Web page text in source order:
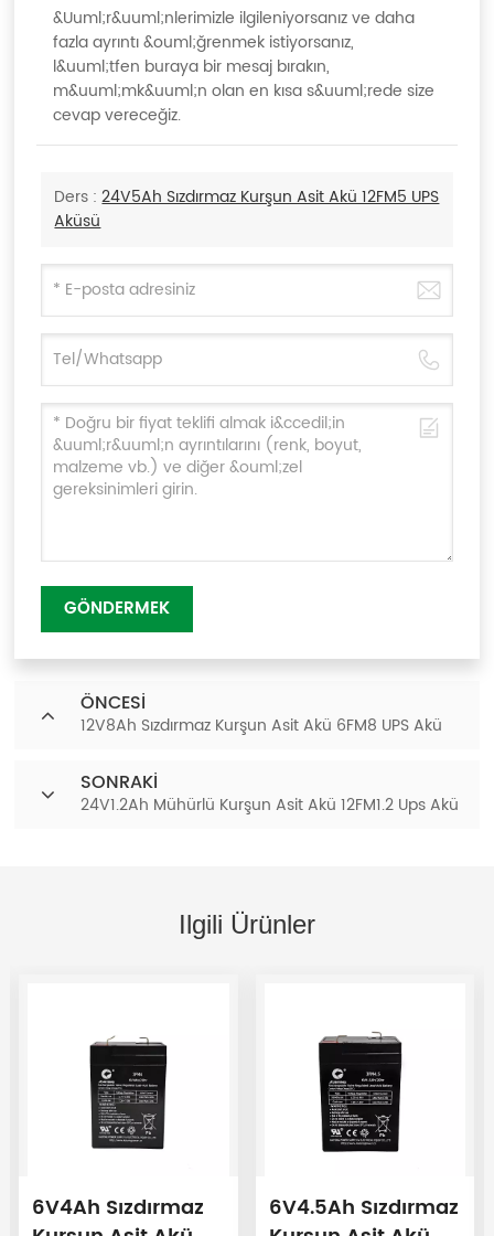
&Uuml;r&uuml;nlerimizle ilgileniyorsanız ve daha
fazla ayrıntı &ouml;ğrenmek istiyorsanız,
l&uuml;tfen buraya bir mesaj bırakın,
m&uuml;mk&uuml;n olan en kısa s&uuml;rede size
cevap vereceğiz.
Ders :24V5Ah Sızdırmaz Kurşun Asit Akü 12FM5 UPS
Aküsü
GÖNDERMEK
ÖNCESI
12V8Ah Sızdırmaz Kurşun Asit Akü 6FM8 UPS Akü
SONRAKI
24V1.2Ah Mühürlü Kurşun Asit Akü 12FM1.2 Ups Akü
Ilgili Ürünler
6V4Ah Sızdırmaz
6V4.5Ah Sızdırmaz